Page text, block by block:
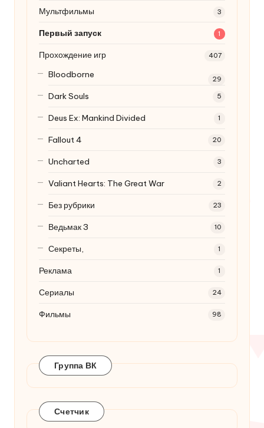
Мультфильмы 3
Первый запуск 1
Прохождение игр 407
Bloodborne 29
Dark Souls 5
Deus Ex: Mankind Divided 1
Fallout 4 20
Uncharted 3
Valiant Hearts: The Great War 2
Без рубрики 23
Ведьмак 3 10
Секреты, 1
Реклама 1
Сериалы 24
Фильмы 98
Группа ВК
Счетчик